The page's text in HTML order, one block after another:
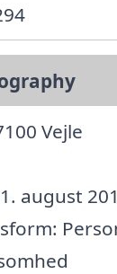
Vejle
august